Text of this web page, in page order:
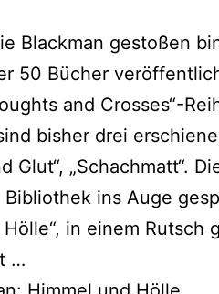
Blackman gesto­ßen
50 Bücher
and Crosses“-
bis­her drei
Glut“, „Schachmatt“.
ins Auge
in einem Rutsch
…